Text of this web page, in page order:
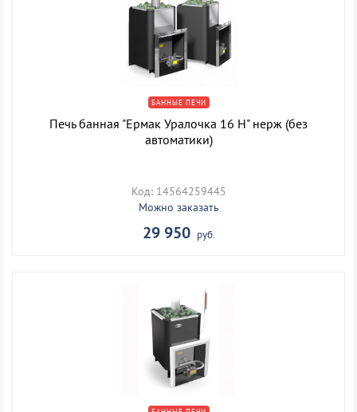
БАННЫЕ ПЕЧИ
Печь банная "Ермак Уралочка 16 Н" нерж (без
автоматики)
Код: 14564259445
Можно заказать
29 950 руб.